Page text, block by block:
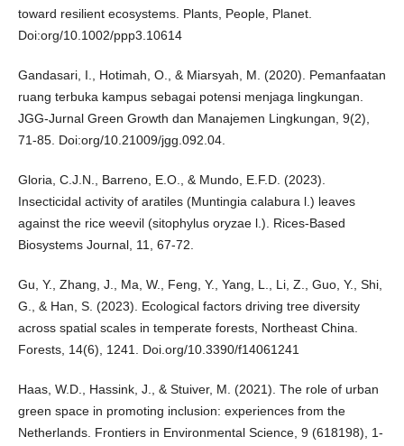
toward resilient ecosystems. Plants, People, Planet.
Doi:org/10.1002/ppp3.10614
Gandasari, I., Hotimah, O., & Miarsyah, M. (2020). Pemanfaatan
ruang terbuka kampus sebagai potensi menjaga lingkungan.
JGG-Jurnal Green Growth dan Manajemen Lingkungan, 9(2),
71-85. Doi:org/10.21009/jgg.092.04.
Gloria, C.J.N., Barreno, E.O., & Mundo, E.F.D. (2023).
Insecticidal activity of aratiles (Muntingia calabura l.) leaves
against the rice weevil (sitophylus oryzae l.). Rices-Based
Biosystems Journal, 11, 67-72.
Gu, Y., Zhang, J., Ma, W., Feng, Y., Yang, L., Li, Z., Guo, Y., Shi,
G., & Han, S. (2023). Ecological factors driving tree diversity
across spatial scales in temperate forests, Northeast China.
Forests, 14(6), 1241. Doi.org/10.3390/f14061241
Haas, W.D., Hassink, J., & Stuiver, M. (2021). The role of urban
green space in promoting inclusion: experiences from the
Netherlands. Frontiers in Environmental Science, 9 (618198), 1-